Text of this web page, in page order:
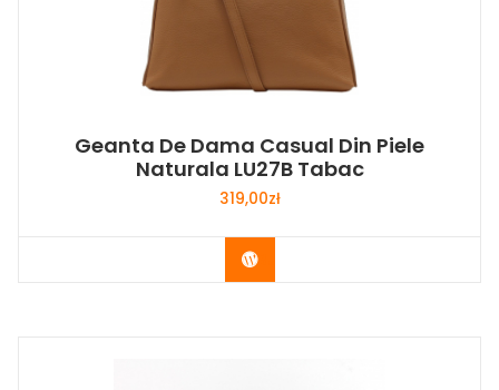
Geanta De Dama Casual Din Piele
Naturala LU27B Tabac
319,00zł
Buy Now